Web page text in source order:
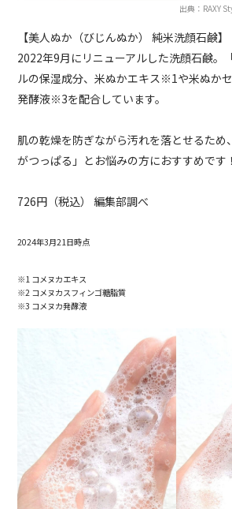
出典：RAXY
【美人ぬか（びじんぬか） 純米洗顔石鹸】
2022年9月にリニューアルした洗顔石鹸。
ルの保湿成分、米ぬかエキス※1や米ぬか
発酵液※3を配合しています。
肌の乾燥を防ぎながら汚れを落とせるため
がつっぱる」とお悩みの方におすすめです！
726円（税込） 編集部調べ
2024年3月21日時点
※1 コメヌカエキス
※2 コメヌカスフィンゴ糖脂質
※3 コメヌカ発酵液